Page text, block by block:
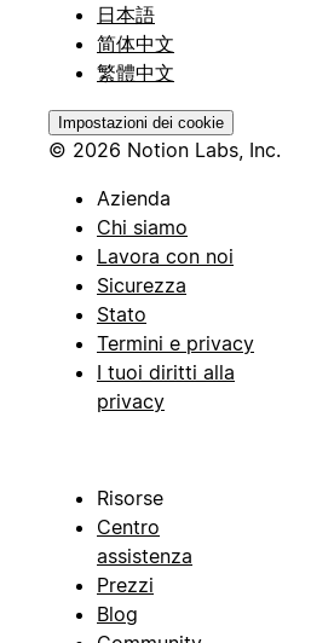
日本語
简体中文
繁體中文
Impostazioni dei cookie
© 2026 Notion Labs, Inc.
Azienda
Chi siamo
Lavora con noi
Sicurezza
Stato
Termini e privacy
I tuoi diritti alla
privacy
Risorse
Centro
assistenza
Prezzi
Blog